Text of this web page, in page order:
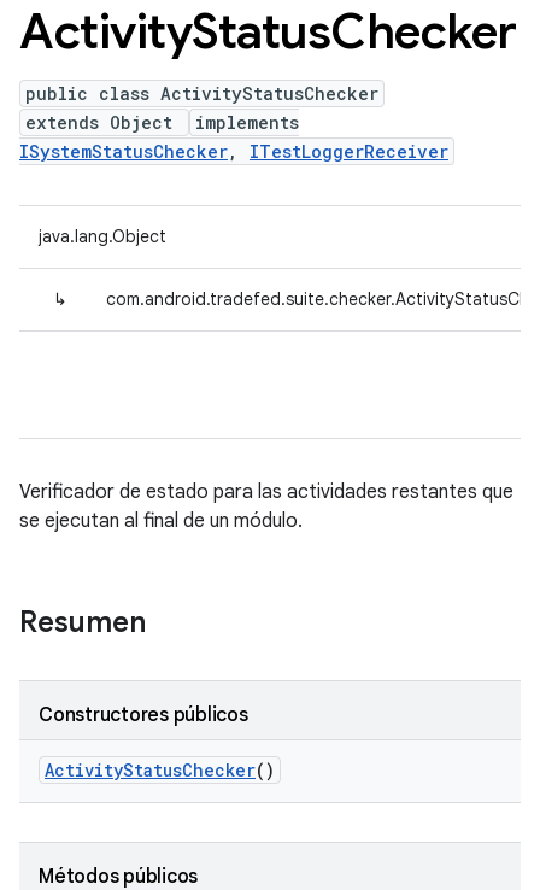
ActivityStatusChecker
public class ActivityStatusChecker
extends Object
implements
ISystemStatusChecker, ITestLoggerReceiver
java.lang.Object
↳
Verificador de estado para las actividades restantes que
se ejecutan al final de un módulo.
Resumen
Constructores públicos
ActivityStatusChecker()
Métodos públicos